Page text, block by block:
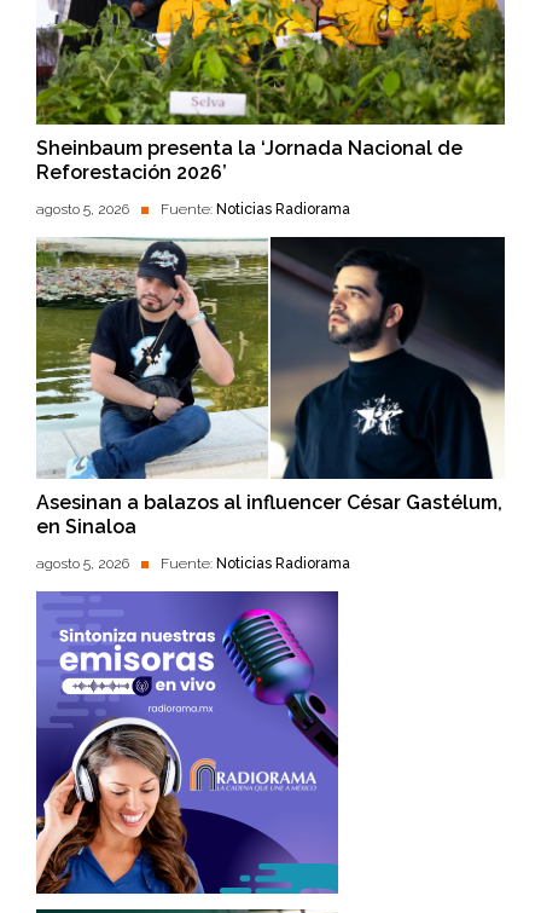
Sheinbaum presenta la ‘Jornada Nacional de
Reforestación 2026’
agosto 5, 2026 Fuente: Noticias Radiorama
Asesinan a balazos al influencer César Gastélum,
en Sinaloa
agosto 5, 2026 Fuente: Noticias Radiorama